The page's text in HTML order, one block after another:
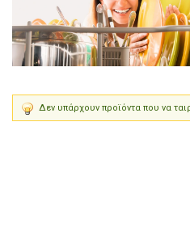
Δεν υπάρχουν προϊόντα που να